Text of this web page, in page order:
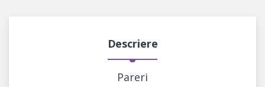
Descriere
Pareri